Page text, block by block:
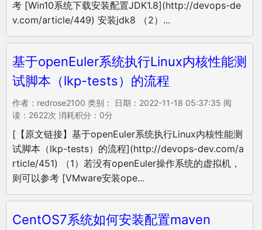
考 [Win10系统下载安装配置JDK1.8](http://devops-de
v.com/article/449) 安装jdk8 （2）...
基于openEuler系统执行Linux内核性能测
试脚本（lkp-tests）的流程
作者：redrose2100 类别： 日期：2022-11-18 05:37:35 阅
读：2622次 消耗积分：0分
[【原文链接】基于openEuler系统执行Linux内核性能测
试脚本（lkp-tests）的流程](http://devops-dev.com/a
rticle/451) （1）若没有openEuler操作系统的虚拟机，
则可以参考 [VMware安装ope...
CentOS7系统如何安装配置maven